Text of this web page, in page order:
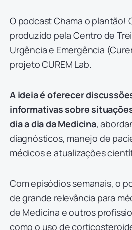
O podcast Chama o plantão!
produzido pela Centro de
Urgência e Emergência
projeto CUREM Lab.
A ideia é oferecer
informativas sobre
dia a dia da Medicina,
diagnósticos, manejo de
médicos e atualizações
Com episódios semanais, o
de grande relevância para
de Medicina e outros
como o uso de